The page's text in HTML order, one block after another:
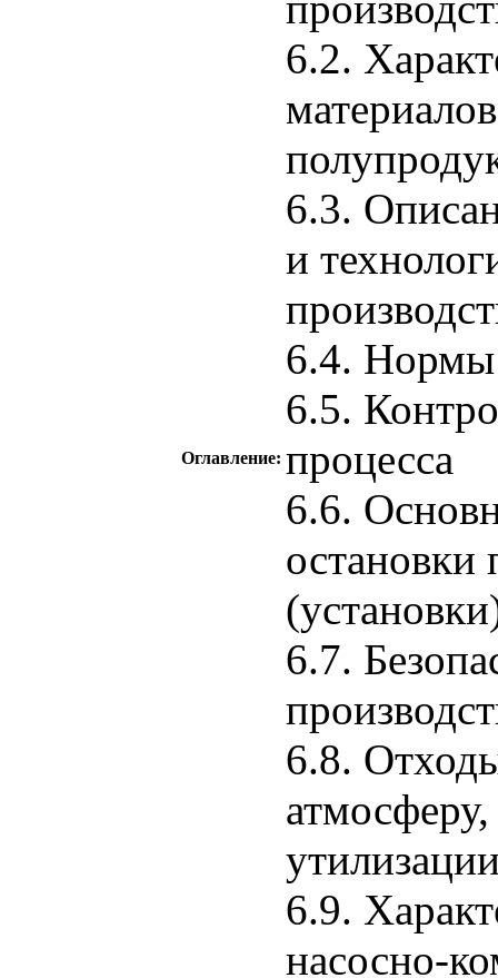
Оглавление:
6.2.
6.3.
и
6.4. Нормы
6.5.
процесса
6.6.
остановки
6.7.
6.8.
6.9.
насосно-